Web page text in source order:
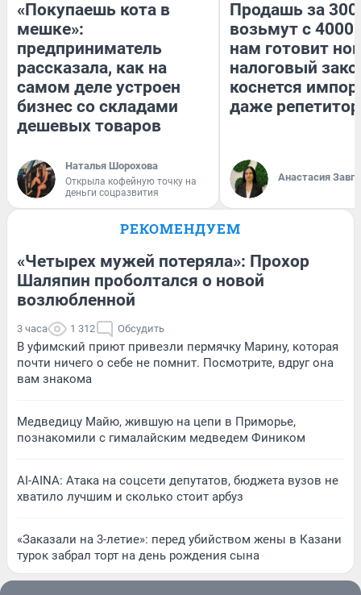
«Покупаешь кота в
мешке»:
предприниматель
рассказала, как на
самом деле устроен
бизнес со складами
дешевых товаров
Наталья Шорохова
Открыла кофейную точку на
деньги соцразвития
Продашь за
возьмут с
нам готовит
налоговый
коснется
даже
Анастасия
РЕКОМЕНДУЕМ
«Четырех мужей потеряла»: Прохор
Шаляпин проболтался о новой
возлюбленной
3 часа 1 312 Обсудить
В уфимский приют привезли пермячку Марину, которая
почти ничего о себе не помнит. Посмотрите, вдруг она
вам знакома
Медведицу Майю, жившую на цепи в Приморье,
познакомили с гималайским медведем Фиником
AI-AINA: Атака на соцсети депутатов, бюджета вузов не
хватило лучшим и сколько стоит арбуз
«Заказали на 3-летие»: перед убийством жены в Казани
турок забрал торт на день рождения сына